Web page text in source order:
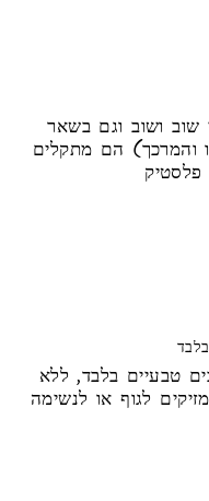
שוב ושוב וגם בשאר
והמרכך) הם מתקלים
פלסטיק
טבעיים בלבד, ללא
לגוף או לנשימה